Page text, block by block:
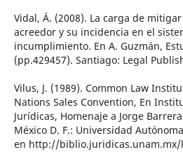
Vidal, Á. (2008). La carga de
acreedor y su incidencia en el
incumplimiento. En A. Guzmán,
(pp.429457). Santiago: Legal
Vilus, J. (1989). Common Law
Nations Sales Convention, En
Jurídicas, Homenaje a Jorge
México D. F.: Universidad
en http://